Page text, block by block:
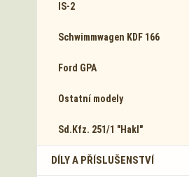
IS-2
Schwimmwagen KDF 166
Ford GPA
Ostatní modely
Sd.Kfz. 251/1 "Hakl"
DÍLY A PŘÍSLUŠENSTVÍ